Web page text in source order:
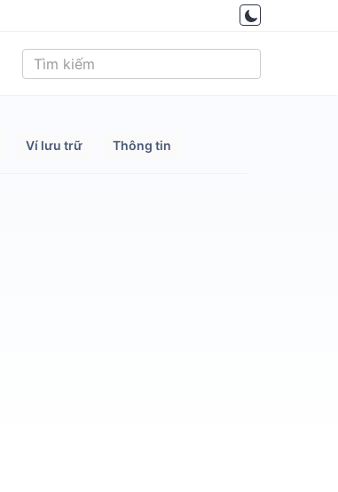
Ví lưu trữ Thông tin